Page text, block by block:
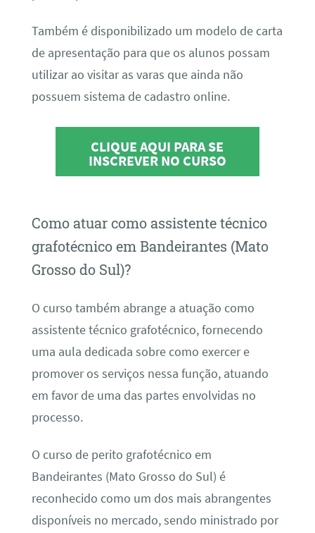
Também é disponibilizado um modelo de carta
de apresentação para que os alunos possam
utilizar ao visitar as varas que ainda não
possuem sistema de cadastro online.
CLIQUE AQUI PARA SE
INSCREVER NO CURSO
Como atuar como assistente técnico
grafotécnico em Bandeirantes (Mato
Grosso do Sul)?
O curso também abrange a atuação como
assistente técnico grafotécnico, fornecendo
uma aula dedicada sobre como exercer e
promover os serviços nessa função, atuando
em favor de uma das partes envolvidas no
processo.
O curso de perito grafotécnico em
Bandeirantes (Mato Grosso do Sul) é
reconhecido como um dos mais abrangentes
disponíveis no mercado, sendo ministrado por